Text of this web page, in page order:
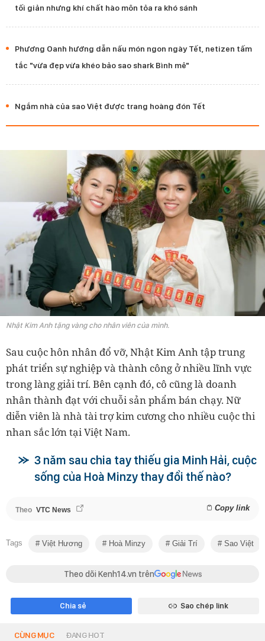
tối giản nhưng khí chất hào môn tỏa ra khó sánh
Phương Oanh hướng dẫn nấu món ngon ngày Tết, netizen tấm
tắc "vừa đẹp vừa khéo bảo sao shark Bình mê"
Ngắm nhà của sao Việt được trang hoàng đón Tết
Nhật Kim Anh tặng vàng cho nhân viên của mình.
Sau cuộc hôn nhân đổ vỡ, Nhật Kim Anh tập trung
phát triển sự nghiệp và thành công ở nhiều lĩnh vực
trong làng giải trí. Bên cạnh đó, cô cũng là doanh
nhân thành đạt với chuỗi sản phẩm bán chạy. Nữ
diễn viên là nhà tài trợ kim cương cho nhiều cuộc thi
nhan sắc lớn tại Việt Nam.
3 năm sau chia tay thiếu gia Minh Hải, cuộc
sống của Hoà Minzy thay đổi thế nào?
Theo VTC News Copy link
Tags Việt Hương Hoà Minzy Giải Trí Sao Việt
Theo dõi Kenh14.vn trên
Chia sẻ Sao chép link
CÙNG MỤC ĐANG HOT